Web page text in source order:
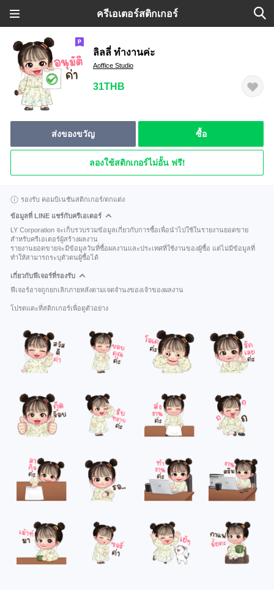
ครีเอเตอร์สติกเกอร์
ลิลลี่ ทำงานค่ะ
Aoffice Studio
31THB
ส่งของขวัญ ซื้อ
ลองใช้สติกเกอร์ไม่อั้น ฟรี!
รองรับ คอมบิเนชันสติกเกอร์/ตกแต่ง
ข้อมูลที่ LINE แชร์กับครีเอเตอร์
LY Corporation จะเก็บรวบรวมข้อมูลเกี่ยวกับการซื้อเพื่อนำไปใช้ในรายงานยอดขาย
สำหรับครีเอเตอร์ผู้สร้างผลงาน
รายงานยอดขายจะมีข้อมูลวันที่ซื้อผลงานและประเทศที่ใช้งานของผู้ซื้อ แต่ไม่มีข้อมูลที่
ทำให้สามารถระบุตัวตนผู้ซื้อได้
เกี่ยวกับฟีเจอร์ที่รองรับ
ฟีเจอร์อาจถูกยกเลิกภายหลังตามเจตจำนงของเจ้าของผลงาน
โปรดแตะที่สติกเกอร์เพื่อดูตัวอย่าง